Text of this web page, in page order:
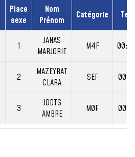
Place
sexe
Nom
Prénom
Catégorie
1
JANAS
MARJORIE
M4F
2
MAZEYRAT
CLARA
SEF
3
JODTS
AMBRE
M0F